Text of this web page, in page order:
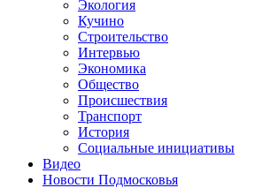
Экология
Кучино
Строительство
Интервью
Экономика
Общество
Происшествия
Транспорт
История
Социальные инициативы
Видео
Новости Подмосковья